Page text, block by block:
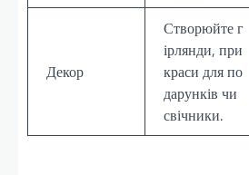
Декор
Створюйте г
ірлянди, при
краси для по
дарунків чи
свічники.